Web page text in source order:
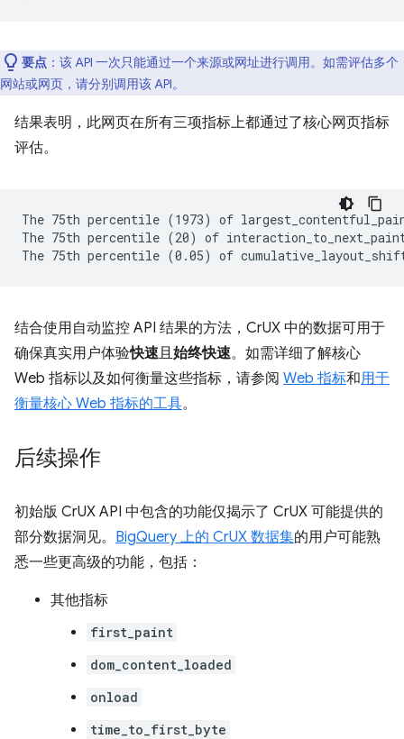
要点 ：该 API 一次只能通过一个来源或网址进行调用。如需评估多个
网站或网页，请分别调用该 API。
结果表明，此网页在所有三项指标上都通过了核心网页指标
评估。
The 75th percentile (1973) of
The 75th percentile (20) of
结合使用自动监控 API 结果的方法，CrUX 中的数据可用于
确保真实用户体验快速且 始终快速。如需详细了解核心
Web 指标以及如何衡量这些指标，请参阅 Web 指标和用于
衡量核心 Web 指标的工具。
后续操作
初始版 CrUX API 中包含的功能仅揭示了 CrUX 可能提供的
部分数据洞见。 BigQuery 上的 CrUX 数据集的用户可能熟
悉一些更高级的功能，包括：
其他指标
first_paint
dom_content_loaded
onload
time_to_first_byte